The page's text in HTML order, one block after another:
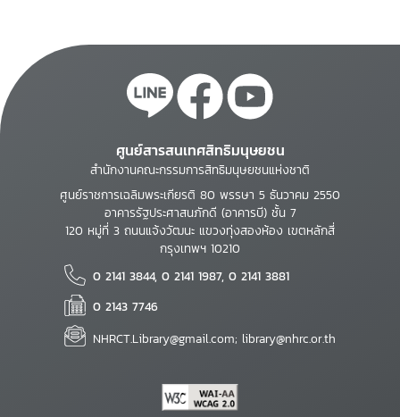
ศูนย์สารสนเทศสิทธิมนุษยชน
สำนักงานคณะกรรมการสิทธิมนุษยชนแห่งชาติ
ศูนย์ราชการเฉลิมพระเกียรติ 80 พรรษา 5 ธันวาคม 2550
อาคารรัฐประศาสนภักดี (อาคารบี) ชั้น 7
120 หมู่ที่ 3 ถนนแจ้งวัฒนะ แขวงทุ่งสองห้อง เขตหลักสี่
กรุงเทพฯ 10210
0 2141 3844, 0 2141 1987, 0 2141 3881
0 2143 7746
NHRCT.Library@gmail.com; library@nhrc.or.th